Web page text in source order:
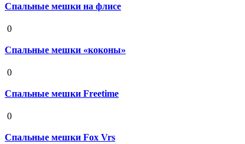
Спальные мешки на флисе
0
Спальные мешки «коконы»
0
Спальные мешки Freetime
0
Спальные мешки Fox Vrs